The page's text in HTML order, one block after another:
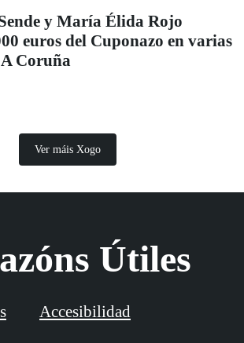
y María Élida Rojo
euros del Cuponazo en varias
Coruña
Ver máis Xogo
Útiles
Accesibilidad